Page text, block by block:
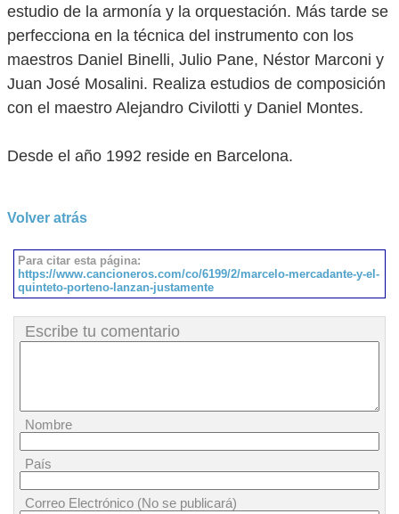
estudio de la armonía y la orquestación. Más tarde se
perfecciona en la técnica del instrumento con los
maestros Daniel Binelli, Julio Pane, Néstor Marconi y
Juan José Mosalini. Realiza estudios de composición
con el maestro Alejandro Civilotti y Daniel Montes.
Desde el año 1992 reside en Barcelona.
Volver atrás
Para citar esta página:
https://www.cancioneros.com/co/6199/2/marcelo-mercadante-y-el-
quinteto-porteno-lanzan-justamente
Escribe tu comentario
Nombre
País
Correo Electrónico (No se publicará)